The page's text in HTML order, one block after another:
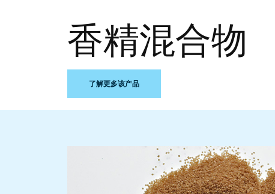
香精混合物
了解更多该产品